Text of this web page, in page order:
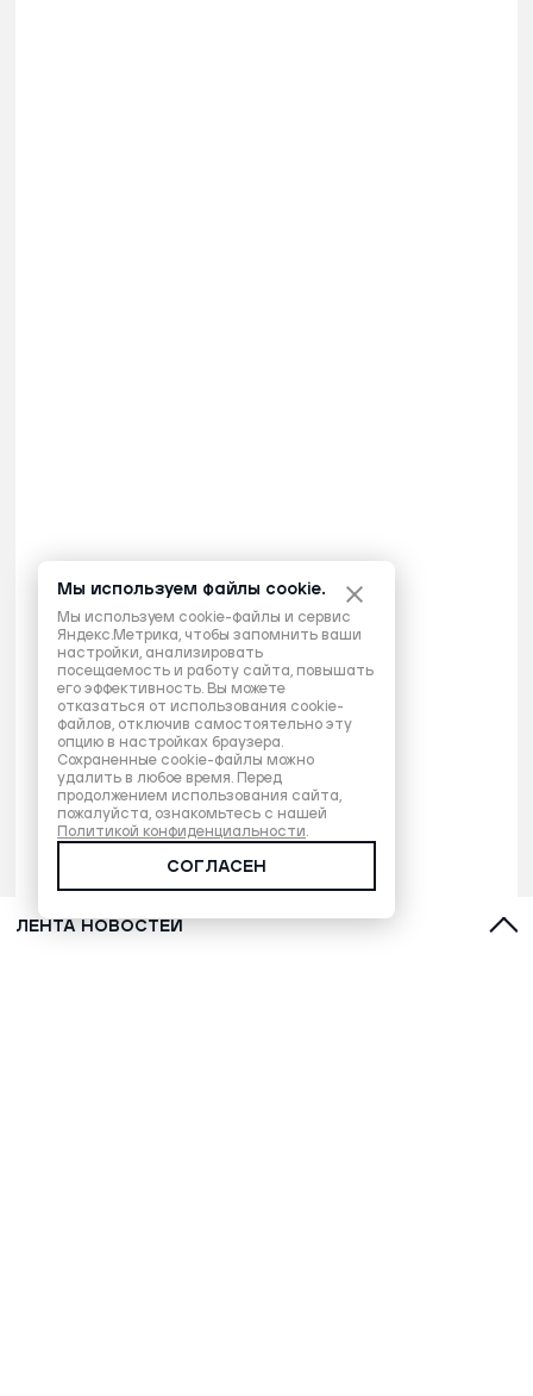
ЛЕНТА НОВОСТЕЙ
Мы используем файлы cookie.
Мы используем cookie-файлы и сервис
Яндекс.Метрика, чтобы запомнить ваши
настройки, анализировать
посещаемость и работу сайта, повышать
его эффективность. Вы можете
отказаться от использования cookie-
файлов, отключив самостоятельно эту
опцию в настройках браузера.
Сохраненные cookie-файлы можно
удалить в любое время. Перед
продолжением использования сайта,
пожалуйста, ознакомьтесь с нашей
Политикой конфиденциальности.
СОГЛАСЕН